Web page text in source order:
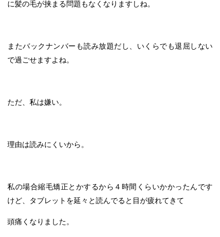
に髪の毛が挟まる問題もなくなりますしね。
またバックナンバーも読み放題だし、いくらでも退屈しない
で過ごせますよね。
ただ、私は嫌い。
理由は読みにくいから。
私の場合縮毛矯正とかするから４時間くらいかかったんです
けど、タブレットを延々と読んでると目が疲れてきて
頭痛くなりました。